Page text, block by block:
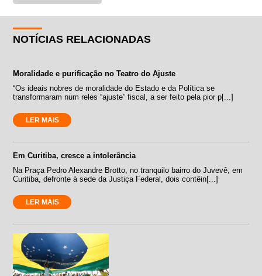
NOTÍCIAS RELACIONADAS
Moralidade e purificação no Teatro do Ajuste
“Os ideais nobres de moralidade do Estado e da Política se
transformaram num reles “ajuste” fiscal, a ser feito pela pior p[...]
LER MAIS
Em Curitiba, cresce a intolerância
Na Praça Pedro Alexandre Brotto, no tranquilo bairro do Juvevê, em
Curitiba, defronte à sede da Justiça Federal, dois contêin[...]
LER MAIS